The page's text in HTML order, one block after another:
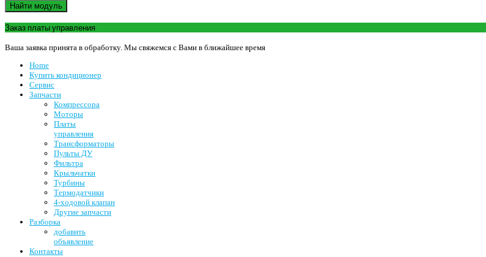
Найти модуль
Заказ платы управления
Ваша заявка принята в обработку. Мы свяжемся с Вами в ближайшее время
Home
Купить кондиционер
Сервис
Запчасти
Компрессора
Моторы
Платы
управления
Трансформаторы
Пульты ДУ
Фильтра
Крыльчатки
Турбины
Термодатчики
4-ходовой клапан
Другие запчасти
Разборка
добавить
объявление
Контакты